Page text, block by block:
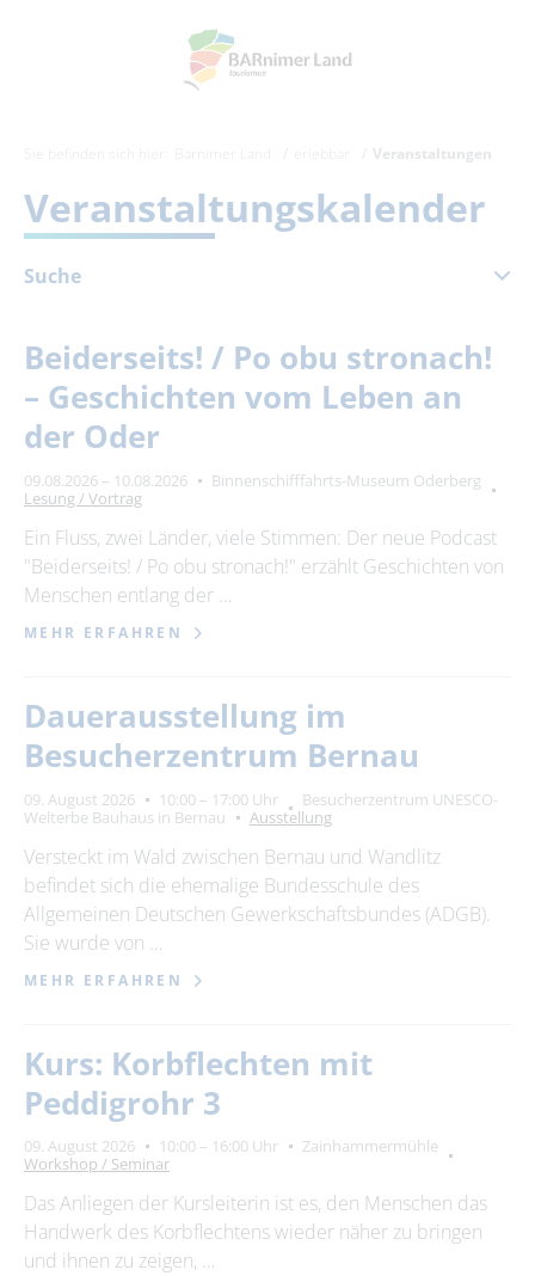
Veranstaltungen
Veranstaltungskalender
Suche
August 2026
Mo Di Mi Do Fr Sa So
1
3
4
10
11 12 13 14 15
16
17
18 19 20 21 22
23
24
25 26 27 28 29
30
Zeitraum
von
bis
alle Kategorien
Kategorie
Suchbegriff
bitte wählen
Ort
Beiderseits! / Po obu stronach!
– Geschichten vom Leben an
der Oder
09.08.2026 – 10.08.2026
Binnenschifffahrts-Museum Oderberg
Lesung / Vortrag
Ein Fluss, zwei Länder, viele Stimmen: Der neue Podcast
"Beiderseits! / Po obu stronach!" erzählt Geschichten von
Menschen entlang der …
MEHR ERFAHREN
Dauerausstellung im
Besucherzentrum Bernau
09. August 2026 10:00 – 17:00 Uhr
Besucherzentrum UNESCO-
Welterbe Bauhaus in Bernau
Ausstellung
Versteckt im Wald zwischen Bernau und Wandlitz
befindet sich die ehemalige Bundesschule des
Allgemeinen Deutschen Gewerkschaftsbundes (ADGB).
Sie wurde von …
MEHR ERFAHREN
Kurs: Korbflechten mit
Peddigrohr 3
09. August 2026 10:00 – 16:00 Uhr
Zainhammermühle
Workshop / Seminar
Das Anliegen der Kursleiterin ist es, den Menschen das
Handwerk des Korbflechtens wieder näher zu bringen
und ihnen zu zeigen, …